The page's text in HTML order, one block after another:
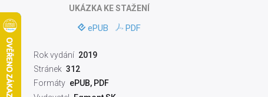
UKÁZKAKE STAŽENÍ
ePUB PDF
Rok vydání 2019
Stránek 312
Formáty ePUB, PDF